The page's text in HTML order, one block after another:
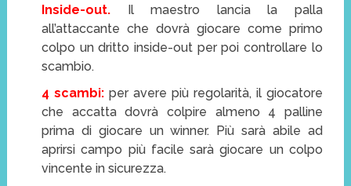
Inside-out.
Il maestro lancia la palla
all’attaccante che dovrà giocare come primo
colpo un dritto inside-out per poi controllare lo
scambio.
4 scambi: per avere più regolarità, il giocatore
che accatta dovrà colpire almeno 4 palline
prima di giocare un winner. Più sarà abile ad
aprirsi campo più facile sarà giocare un colpo
vincente in sicurezza.